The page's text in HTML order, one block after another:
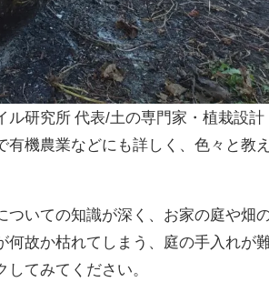
ル研究所 代表/土の専門家・植栽設計
有機農業などにも詳しく、色々と教
ついての知識が深く、お家の庭や畑
何故か枯れてしまう、庭の手入れが
てみてください。